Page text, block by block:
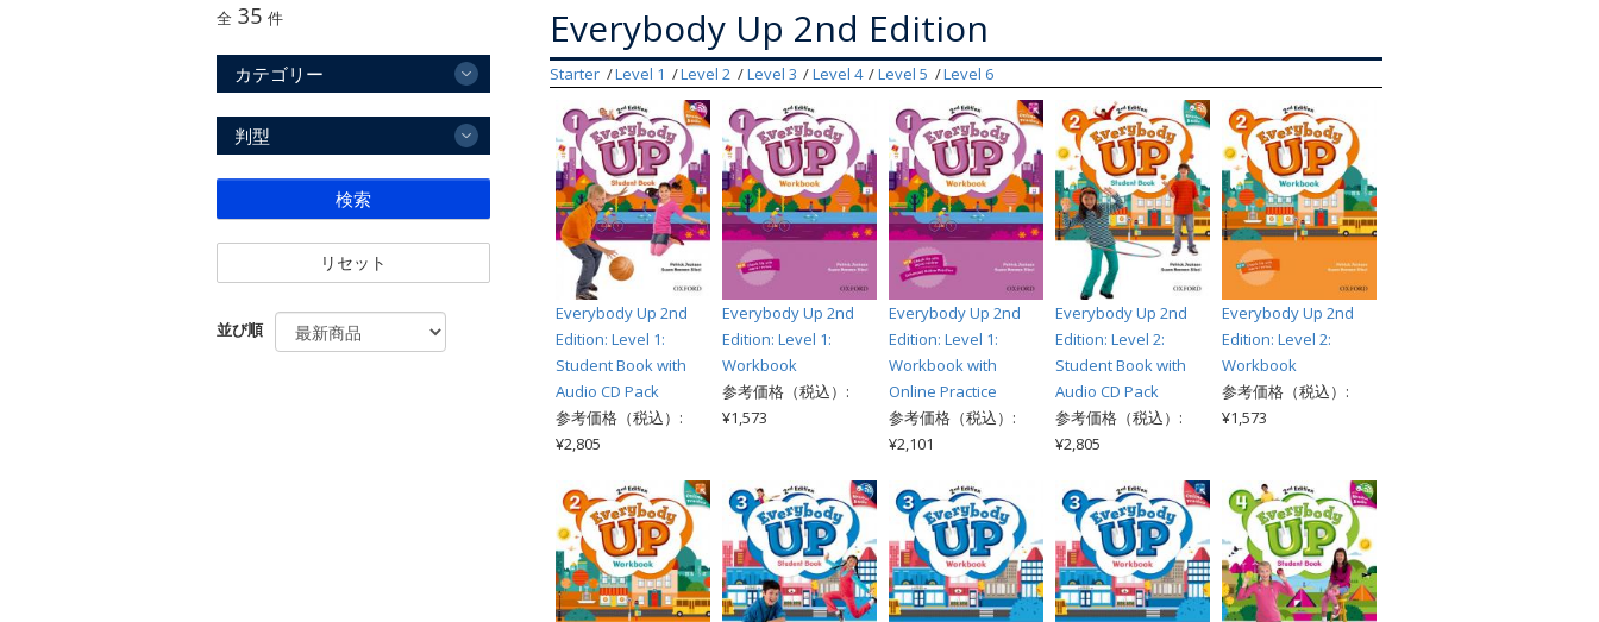
Everybody Up 2nd Edition
Starter Level 1 Level 2 Level 3 Level 4 Level 5 Level 6
Everybody Up 2nd
Edition: Level 1:
Student Book with
Audio CD Pack
参考価格（税込）:
¥2,805
Everybody Up 2nd
Edition: Level 1:
Workbook
参考価格（税込）:
¥1,573
Everybody Up 2nd
Edition: Level 1:
Workbook with
Online Practice
参考価格（税込）:
¥2,101
Everybody Up 2nd
Edition: Level 2:
Student Book with
Audio CD Pack
参考価格（税込）:
¥2,805
Everybody Up 2nd
Edition: Level 2:
Workbook
参考価格（税込）:
¥1,573
全 35 件
カテゴリー
判型
検索
リセット
並び順